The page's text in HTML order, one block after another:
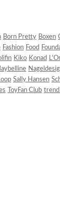
Born Pretty Boxen
Fashion Food
Kiko Konad
Sally Hansen
ToyFan Club